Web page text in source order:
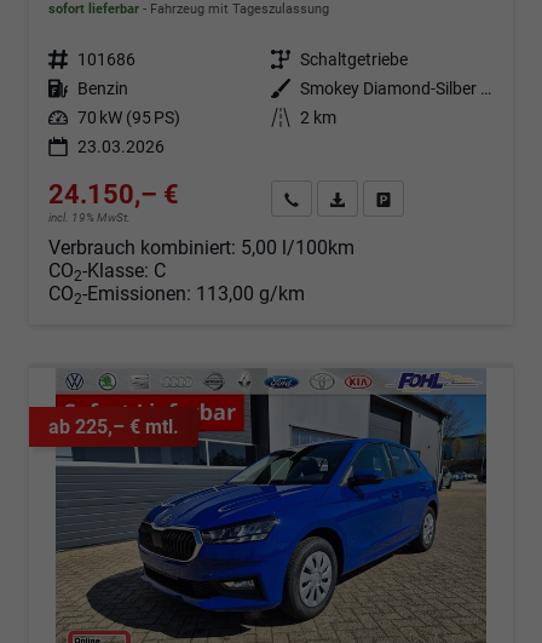
sofort lieferbar Fahrzeug mit Tageszulassung
Fahrzeugnr. 101686 Getriebe Schaltgetriebe
Kraftstoff Benzin Außenfarbe
Smokey Diamond-Silber Metallic
Leistung 70 kW (95 PS) Kilometerstand 2 km
23.03.2026
24.150,– €
incl. 19% MwSt.
Angebot anfordern
Fahrzeugexpose (PDF)
Verbrauch kombiniert: 5,00 l/100km
CO2-Klasse: C
CO2-Emissionen: 113,00 g/km
ab 225,– € mtl.